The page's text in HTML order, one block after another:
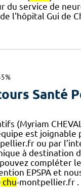
du service de
l'hôpital Gui de
Santé
(Myriam
est joignable
ou par
à destination
compléter
EPSPA et
chu-montpellier.fr .